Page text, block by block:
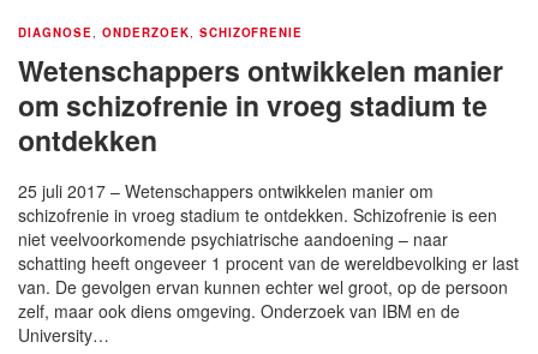
DIAGNOSE ONDERZOEK SCHIZOFRENIE
Wetenschappers ontwikkelen manier
om schizofrenie in vroeg stadium te
ontdekken
25 juli 2017 – Wetenschappers ontwikkelen manier om
schizofrenie in vroeg stadium te ontdekken. Schizofrenie is een
niet veelvoorkomende psychiatrische aandoening – naar
schatting heeft ongeveer 1 procent van de wereldbevolking er last
van. De gevolgen ervan kunnen echter wel groot, op de persoon
zelf, maar ook diens omgeving. Onderzoek van IBM en de
University…